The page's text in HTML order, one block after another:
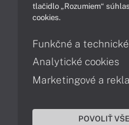
Ako nakupovať
Servisné oddelenie
tlačidlo „Rozumiem“
cookies.
Funkčné a
Analytické cookies
Marketingové a
POVOLIŤ